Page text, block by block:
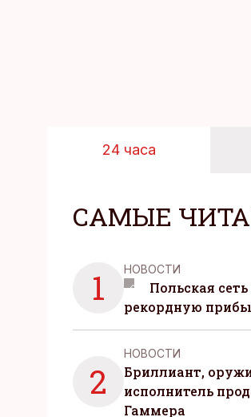
24 часа
САМЫЕ
1 НОВОСТИ
Польская
рекордную
2
НОВОСТИ
Бриллиант,
исполнитель
Гаммера